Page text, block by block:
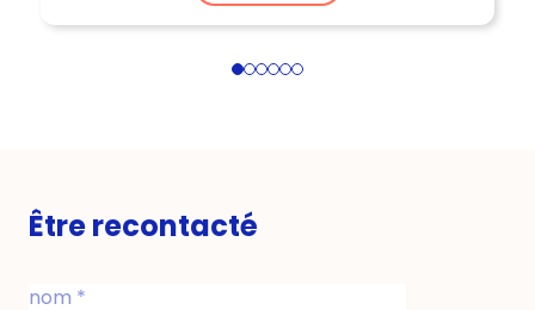
123456
Être recontacté